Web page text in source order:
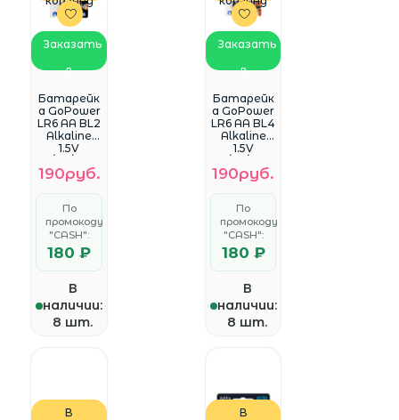
Заказать
в
WhatsApp
Батарейк
а GoPower
LR6 AA BL2
Alkaline
1.5V
блистер
(2 шт.)
190руб.
По
промокоду
"CASH":
180 ₽
В
наличии:
8 шт.
Заказать
в
WhatsApp
Батарейк
а GoPower
LR6 AA BL4
Alkaline
1.5V
блистер
(4 шт.)
190руб.
По
промокоду
"CASH":
180 ₽
В
наличии:
8 шт.
В
В